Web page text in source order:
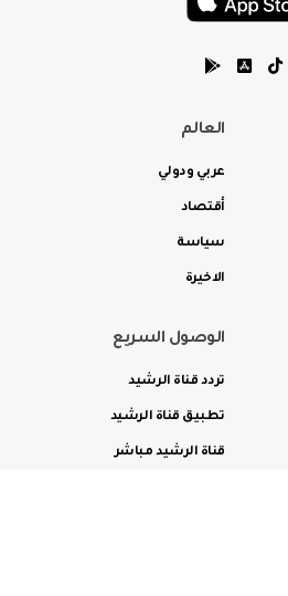
العالم
عربي ودولي
أقتصاد
سياسة
الاخيرة
الوصول السريع
تردد قناة الرشيد
تطبيق قناة الرشيد
قناة الرشيد مباشر